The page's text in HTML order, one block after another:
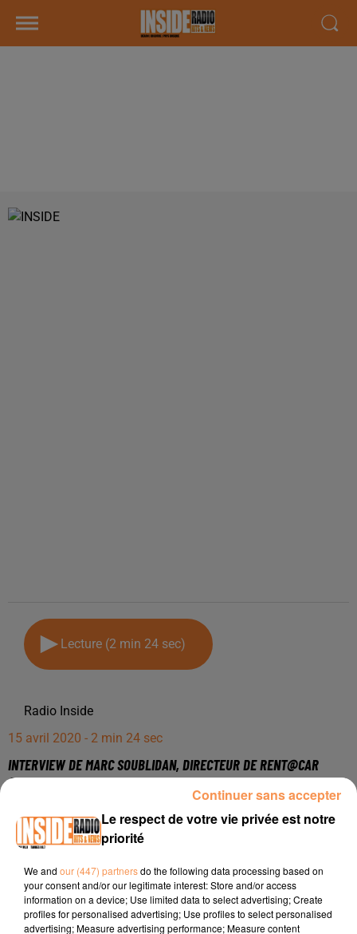
Lecture (2 min 24 sec)
Radio Inside
15 avril 2020 - 2 min 24 sec
INTERVIEW DE MARC SOUBLIDAN, DIRECTEUR DE RENT@CAR
&AGRAVE PAU, TARBES ET DAX, SUR RADIO INSIDE !!!
Interview de Marc Soublidan, Directeur de Rent@Car à Pau,
Tarbes et Dax, sur Radio Inside !!!
Téléphone : 05 59 40 16 77
Adresse :11 Boulevard Charles de Gaulle à Lons 64140
Le respect de votre vie privée est notre
priorité
We and our (447) partnersdo the following data processing based on
your consent and/or our legitimate interest: Store and/or access
information on a device; Use limited data to select advertising; Create
profiles for personalised advertising; Use profiles to select personalised
advertising; Measure advertising performance; Measure content
Continuer sans accepter